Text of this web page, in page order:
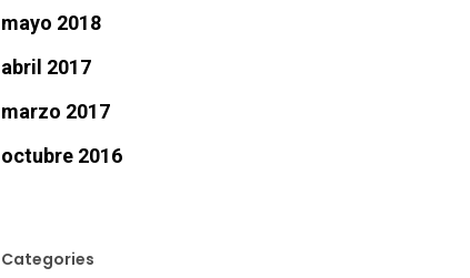
mayo 2018
abril 2017
marzo 2017
octubre 2016
Categories